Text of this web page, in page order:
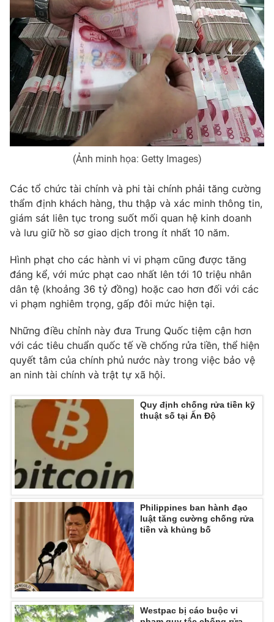
Tư vấn
Chuyên mục khác
Emagazine Podcast
Photo Infographic
Video Shorts video
VTV Thể thao
VTV Sức khoẻ Bất động sản
Thị trường 24h Tấm lòng Việt
VTV4 Vươn mình bằng AI
VTV9 VTV8
Liên hệ tòa soạn English
THỜI BÁO VTV
Theo dõi báo trên
Cơ quan chủ quản:Đài Truyền hình Việt Nam
Cơ quan báo chí:Thời báo VTV
Giấy phép hoạt động báo in và báo điện tử số 483/GP-BTTTT
cấp ngày 29/12/2023
Tổng Biên tập:Vũ Thanh Thủy
Phó Tổng Biên tập:Nguyễn Thị Mỹ Hạnh, Phạm Quốc Thắng,
Nguyễn Trọng Ninh
Tổng đài VTV:024.38 355 931 - 024.38 355 932
(Ảnh minh họa: Getty Images)
Các tổ chức tài chính và phi tài chính phải tăng cường
thẩm định khách hàng, thu thập và xác minh thông tin,
giám sát liên tục trong suốt mối quan hệ kinh doanh
và lưu giữ hồ sơ giao dịch trong ít nhất 10 năm.
Hình phạt cho các hành vi vi phạm cũng được tăng
đáng kể, với mức phạt cao nhất lên tới 10 triệu nhân
dân tệ (khoảng 36 tỷ đồng) hoặc cao hơn đối với các
vi phạm nghiêm trọng, gấp đôi mức hiện tại.
Những điều chỉnh này đưa Trung Quốc tiệm cận hơn
với các tiêu chuẩn quốc tế về chống rửa tiền, thể hiện
quyết tâm của chính phủ nước này trong việc bảo vệ
an ninh tài chính và trật tự xã hội.
Quy định chống rửa tiền kỹ
thuật số tại Ấn Độ
Philippines ban hành đạo
luật tăng cường chống rửa
tiền và khủng bố
Westpac bị cáo buộc vi